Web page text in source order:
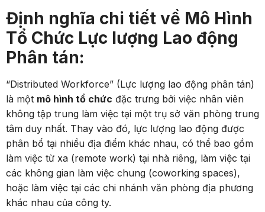
Định nghĩa chi tiết về Mô Hình
Tổ Chức Lực lượng Lao động
Phân tán:
“Distributed Workforce” (Lực lượng lao động phân tán)
là một mô hình tổ chức đặc trưng bởi việc nhân viên
không tập trung làm việc tại một trụ sở văn phòng trung
tâm duy nhất. Thay vào đó, lực lượng lao động được
phân bổ tại nhiều địa điểm khác nhau, có thể bao gồm
làm việc từ xa (remote work) tại nhà riêng, làm việc tại
các không gian làm việc chung (coworking spaces),
hoặc làm việc tại các chi nhánh văn phòng địa phương
khác nhau của công ty.